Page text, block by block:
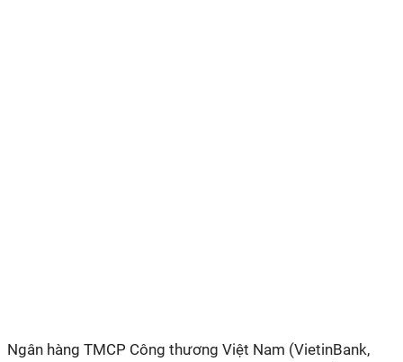
Ngân hàng TMCP Công thương Việt Nam (VietinBank,